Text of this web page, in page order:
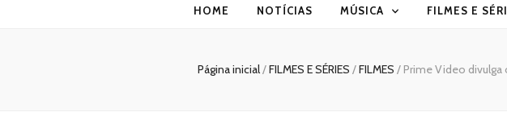
HOME NOTÍCIAS MÚSICA FILMES E
Página inicial/FILMES E SÉRIES /FILMES / Prime Video divulga